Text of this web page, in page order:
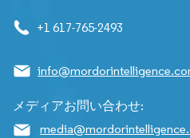
+1 617-765-2493
メディアお問い合わせ: